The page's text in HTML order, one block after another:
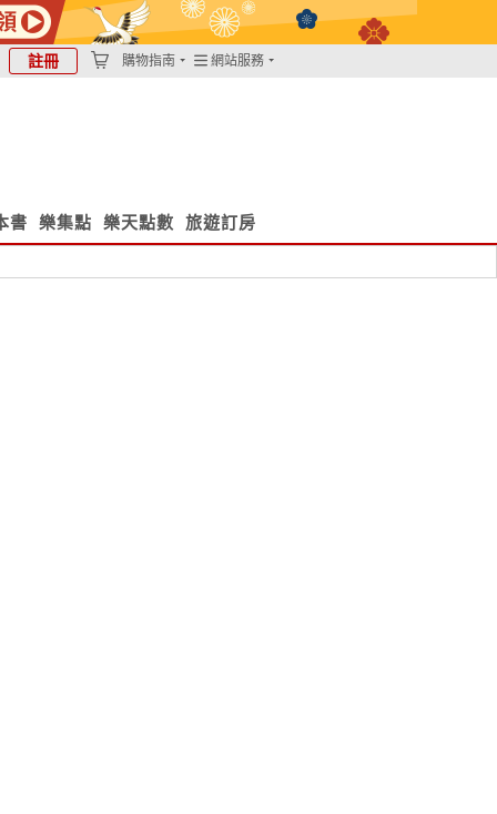
註冊 購物指南 網站服務
書 樂集點 樂天點數 旅遊訂房